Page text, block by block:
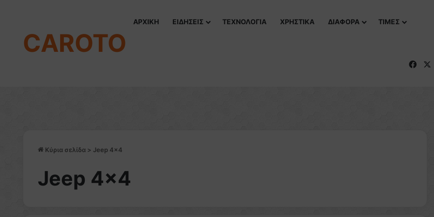
CAROTO
ΑΡΧΙΚΗ ΕΙΔΗΣΕΙΣ ΤΕΧΝΟΛΟΓΙΑ ΧΡΗΣΤΙΚΑ ΔΙΑΦΟΡΑ ΤΙΜΕΣ
Κύρια σελίδα > Jeep 4×4
Jeep 4×4